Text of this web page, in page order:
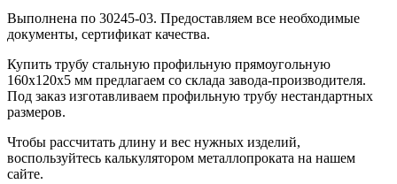
Выполнена по 30245-03. Предоставляем все необходимые
документы, сертификат качества.
Купить трубу стальную профильную прямоугольную
160х120х5 мм предлагаем со склада завода-производителя.
Под заказ изготавливаем профильную трубу нестандартных
размеров.
Чтобы рассчитать длину и вес нужных изделий,
воспользуйтесь калькулятором металлопроката на нашем
сайте.